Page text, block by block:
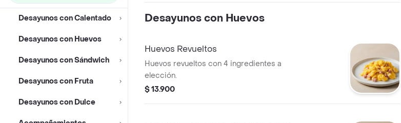
Desayunos con Calentado
Desayunos con Huevos
Desayunos con Sándwich
Desayunos con Fruta
Desayunos con Dulce
Desayunos con Huevos
Huevos Revueltos
Huevos revueltos con 4 ingredientes a
elección.
$ 13.900